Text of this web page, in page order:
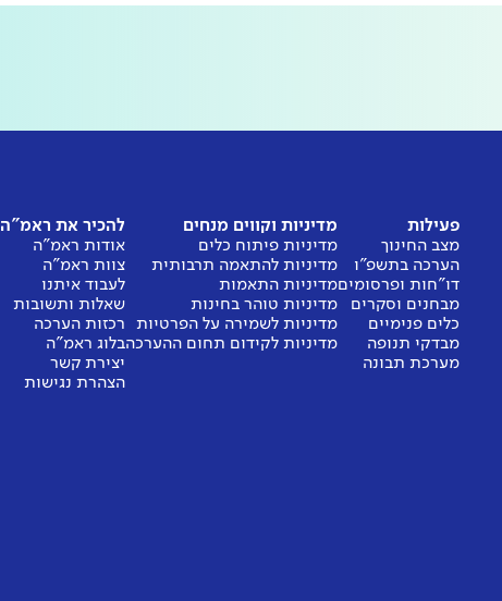
פעילות
מצב החינוך
הערכה בתשפ"ו
דו"חות ופרסומים
מבחנים וסקרים
כלים פנימיים
מבדקי תנופה
מערכת תבונה
מדיניות וקווים מנחים
מדיניות פיתוח כלים
מדיניות להתאמה תרבותית
מדיניות התאמות
מדיניות טוהר בחינות
מדיניות לשמירה על הפרטיות
מדיניות לקידום תחום ההערכה
להכיר את ראמ"ה
אודות ראמ"ה
צוות ראמ"ה
לעבוד איתנו
שאלות ותשובות
רכזות הערכה
בלוג ראמ"ה
יצירת קשר
הצהרת נגישות